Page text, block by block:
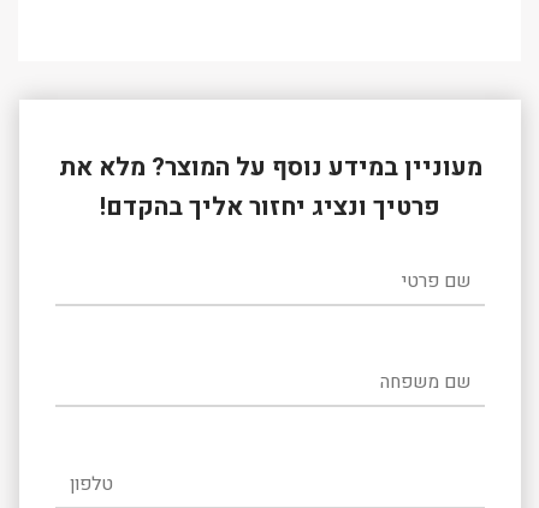
מעוניין במידע נוסף על המוצר? מלא את
פרטיך ונציג יחזור אליך בהקדם!
שם פרטי
שם משפחה